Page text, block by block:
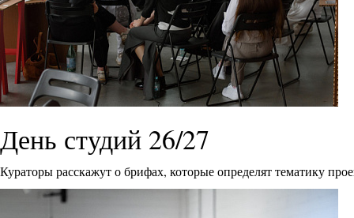
День студий 26/27
Кураторы расскажут о брифах, которые определят тематику